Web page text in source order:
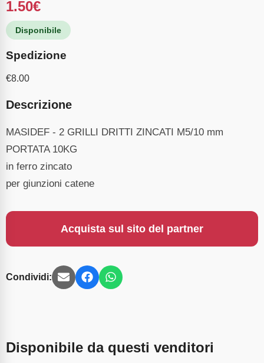
1.50€
Disponibile
Spedizione
€8.00
Descrizione
MASIDEF - 2 GRILLI DRITTI ZINCATI M5/10 mm
PORTATA 10KG
in ferro zincato
per giunzioni catene
Acquista sul sito del partner
Condividi:
Disponibile da questi venditori